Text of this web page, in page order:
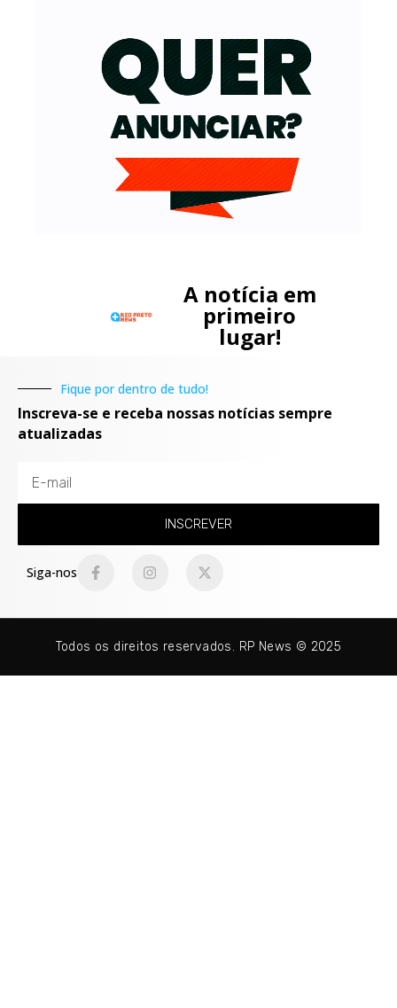
A notícia em
primeiro
lugar!
Fique por dentro de tudo!
Inscreva-se e receba nossas notícias sempre
atualizadas
INSCREVER
Siga-nos
Todos os direitos reservados. RP News © 2025